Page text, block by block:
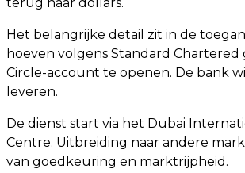
Het belangrijke detail zit in de
hoeven volgens Standard Chartered
Circle-account te openen. De bank
leveren.
De dienst start via het Dubai
Centre. Uitbreiding naar andere
van goedkeuring en marktrijpheid.